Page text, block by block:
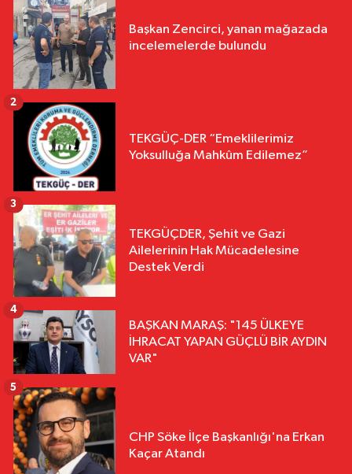
Başkan Zencirci, yanan mağazada
incelemelerde bulundu
TEKGÜÇ-DER “Emeklilerimiz
Yoksulluğa Mahkûm Edilemez”
2
TEKGÜÇDER, Şehit ve Gazi
Ailelerinin Hak Mücadelesine
Destek Verdi
3
BAŞKAN MARAŞ: "145 ÜLKEYE
İHRACAT YAPAN GÜÇLÜ BİR AYDIN
VAR"
4
CHP Söke İlçe Başkanlığı'na Erkan
Kaçar Atandı
5